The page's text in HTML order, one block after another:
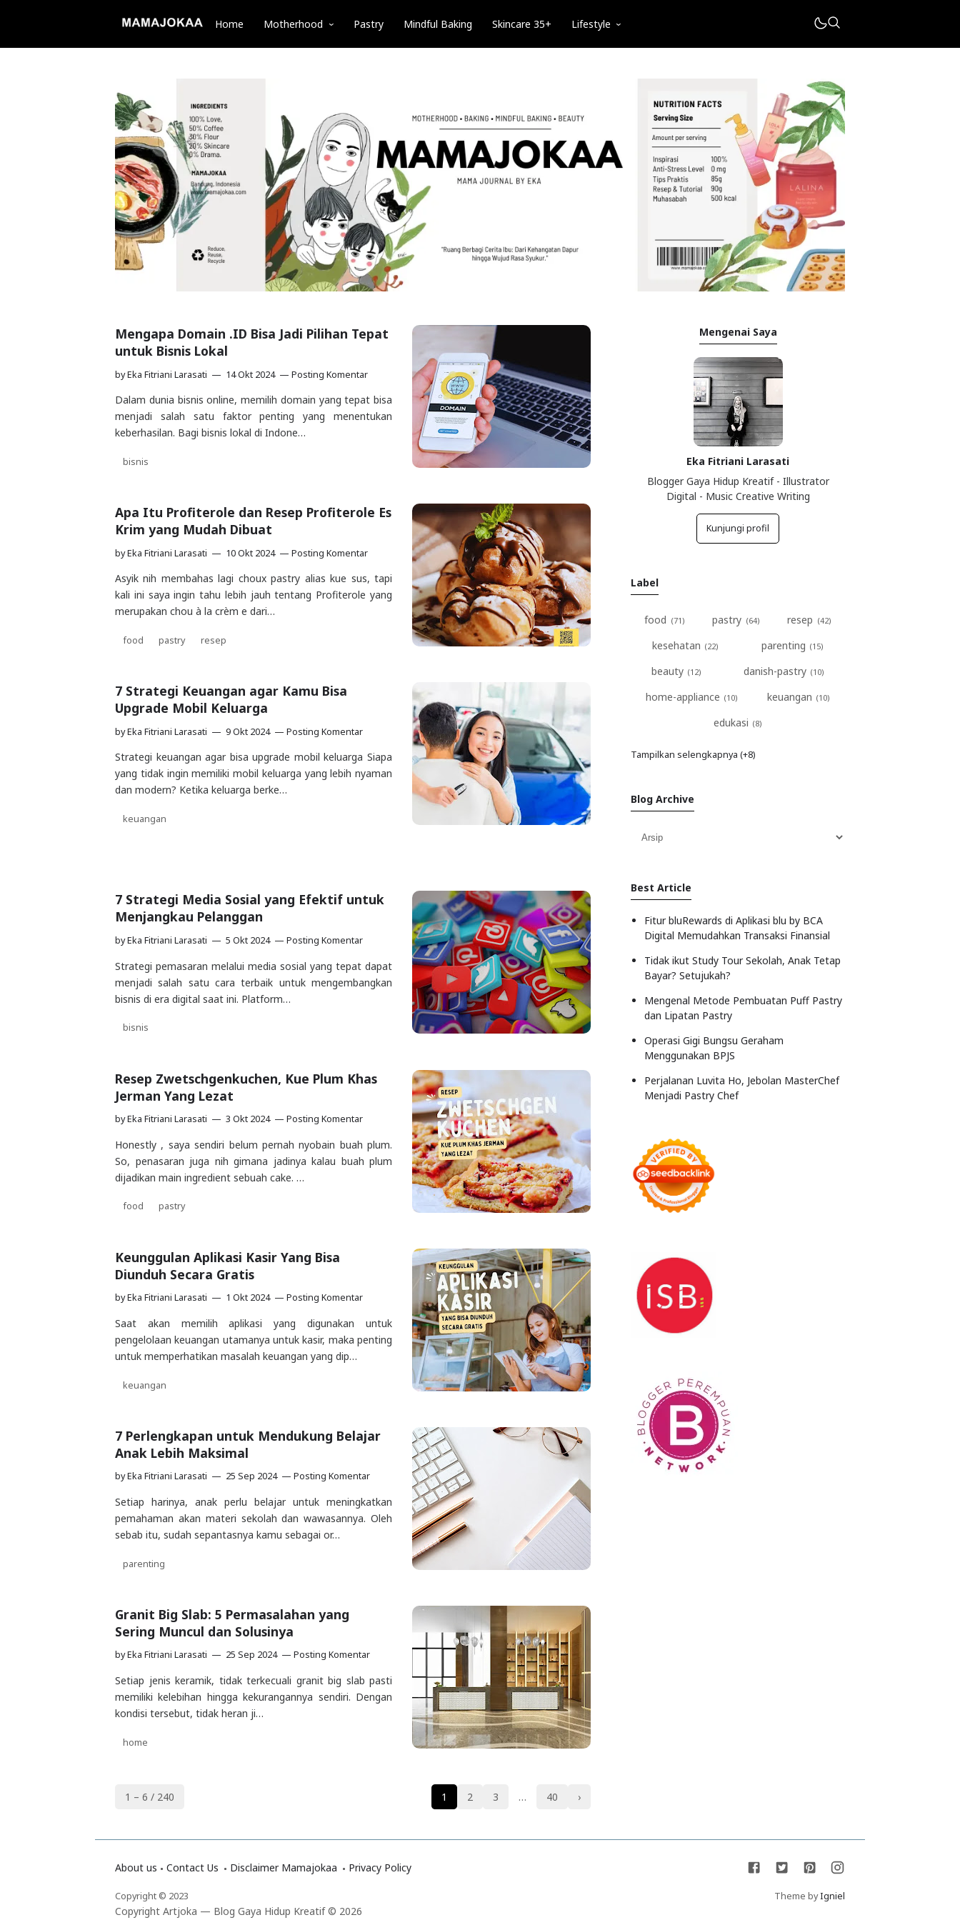
Home Motherhood Pastry Mindful Baking Skincare 35+ Lifestyle
Mengapa Domain .ID Bisa Jadi Pilihan Tepat
untuk Bisnis Lokal
byEka Fitriani Larasati 14 Okt 2024 Posting Komentar
Dalam dunia bisnis online, memilih domain yang tepat bisa
menjadi salah satu faktor penting yang menentukan
keberhasilan. Bagi bisnis lokal di Indone…
bisnis
Apa Itu Profiterole dan Resep Profiterole Es
Krim yang Mudah Dibuat
byEka Fitriani Larasati 10 Okt 2024 Posting Komentar
Asyik nih membahas lagi choux pastry alias kue sus, tapi
kali ini saya ingin tahu lebih jauh tentang Profiterole yang
merupakan chou à la crèm e dari…
food pastry resep
7 Strategi Keuangan agar Kamu Bisa
Upgrade Mobil Keluarga
byEka Fitriani Larasati 9 Okt 2024 Posting Komentar
Strategi keuangan agar bisa upgrade mobil keluarga Siapa
yang tidak ingin memiliki mobil keluarga yang lebih nyaman
dan modern? Ketika keluarga berke…
keuangan
7 Strategi Media Sosial yang Efektif untuk
Menjangkau Pelanggan
byEka Fitriani Larasati 5 Okt 2024 Posting Komentar
Strategi pemasaran melalui media sosial yang tepat dapat
menjadi salah satu cara terbaik untuk mengembangkan
bisnis di era digital saat ini. Platform…
bisnis
Resep Zwetschgenkuchen, Kue Plum Khas
Jerman Yang Lezat
byEka Fitriani Larasati 3 Okt 2024 Posting Komentar
Honestly , saya sendiri belum pernah nyobain buah plum.
So, penasaran juga nih gimana jadinya kalau buah plum
dijadikan main ingredient sebuah cake. …
food pastry
Keunggulan Aplikasi Kasir Yang Bisa
Diunduh Secara Gratis
byEka Fitriani Larasati 1 Okt 2024 Posting Komentar
Saat akan memilih aplikasi yang digunakan untuk
pengelolaan keuangan utamanya untuk kasir, maka penting
untuk memperhatikan masalah keuangan yang dip…
keuangan
7 Perlengkapan untuk Mendukung Belajar
Anak Lebih Maksimal
byEka Fitriani Larasati 25 Sep 2024 Posting Komentar
Setiap harinya, anak perlu belajar untuk meningkatkan
pemahaman akan materi sekolah dan wawasannya. Oleh
sebab itu, sudah sepantasnya kamu sebagai or…
parenting
Granit Big Slab: 5 Permasalahan yang
Sering Muncul dan Solusinya
byEka Fitriani Larasati 25 Sep 2024 Posting Komentar
Setiap jenis keramik, tidak terkecuali granit big slab pasti
memiliki kelebihan hingga kekurangannya sendiri. Dengan
kondisi tersebut, tidak heran ji…
home
1 – 6 / 240 1 2 3 … 40 ›
Mengenai Saya
Eka Fitriani Larasati
Blogger Gaya Hidup Kreatif - Illustrator
Digital - Music Creative Writing
Kunjungi profil
Label
food pastry
resep
kesehatan
parenting
beauty
danish-pastry
home-appliance
keuangan
edukasi
Tampilkan selengkapnya (+8)
Blog Archive
Best Article
Fitur bluRewards di Aplikasi blu by BCA
Digital Memudahkan Transaksi Finansial
Tidak ikut Study Tour Sekolah, Anak Tetap
Bayar? Setujukah?
Mengenal Metode Pembuatan Puff Pastry
dan Lipatan Pastry
Operasi Gigi Bungsu Geraham
Menggunakan BPJS
Perjalanan Luvita Ho, Jebolan MasterChef
Menjadi Pastry Chef
About us Contact Us Disclaimer Mamajokaa Privacy Policy
Copyright © 2023
Copyright Artjoka — Blog Gaya Hidup Kreatif © 2026
Theme byIgniel